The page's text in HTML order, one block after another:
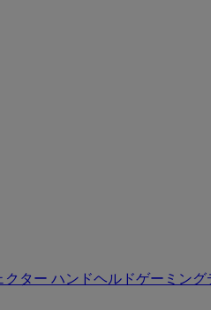
クター ハンドヘルドゲーミン